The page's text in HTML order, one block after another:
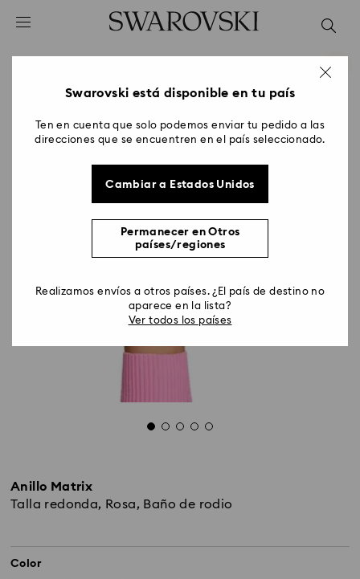
Accesskeys list
2 - Footer
Anillo Matrix
Talla redonda, Rosa, Baño de rodio
Color
Swarovski está disponible en tu país
Ten en cuenta que solo podemos enviar tu pedido a las
direcciones que se encuentren en el país seleccionado.
Cambiar a Estados Unidos
Permanecer en Otros
países/regiones
Realizamos envíos a otros países. ¿El país de destino no
aparece en la lista?
Ver todos los países